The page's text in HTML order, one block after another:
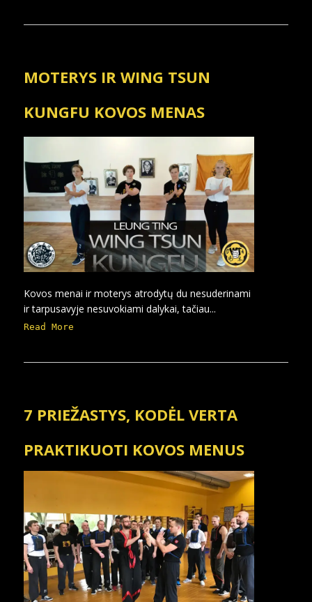
MOTERYS IR WING TSUN
KUNGFU KOVOS MENAS
Kovos menai ir moterys atrodytų du nesuderinami
ir tarpusavyje nesuvokiami dalykai, tačiau...
Read More
7 PRIEŽASTYS, KODĖL VERTA
PRAKTIKUOTI KOVOS MENUS